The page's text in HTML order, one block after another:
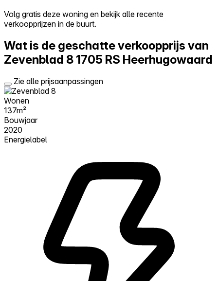
Log in
Probeer Walter gratis
Volg gratis deze woning en bekijk alle recente
verkoopprijzen in de buurt.
Wat is de geschatte verkoopprijs van
Zevenblad 8 1705 RS Heerhugowaard
Zie alle prijsaanpassingen
Wonen
137m²
Bouwjaar
2020
Energielabel